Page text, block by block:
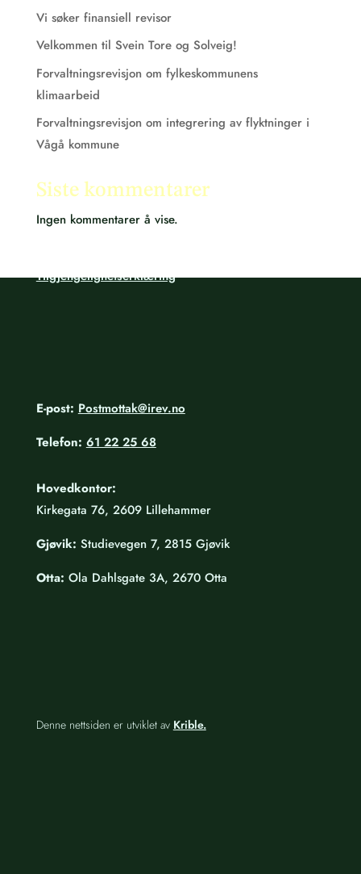
Vi søker finansiell revisor
Velkommen til Svein Tore og Solveig!
Forvaltningsrevisjon om fylkeskommunens
klimaarbeid
Forvaltningsrevisjon om integrering av flyktninger i
Vågå kommune
Siste kommentarer
Ingen kommentarer å vise.
Org. nr.: 987 769 386
Tilgjengelighetserklæring
E-post: Postmottak@irev.no
Telefon: 61 22 25 68
Hovedkontor:
Kirkegata 76, 2609 Lillehammer
Gjøvik: Studievegen 7, 2815 Gjøvik
Otta: Ola Dahlsgate 3A, 2670 Otta
Denne nettsiden er utviklet av Krible.